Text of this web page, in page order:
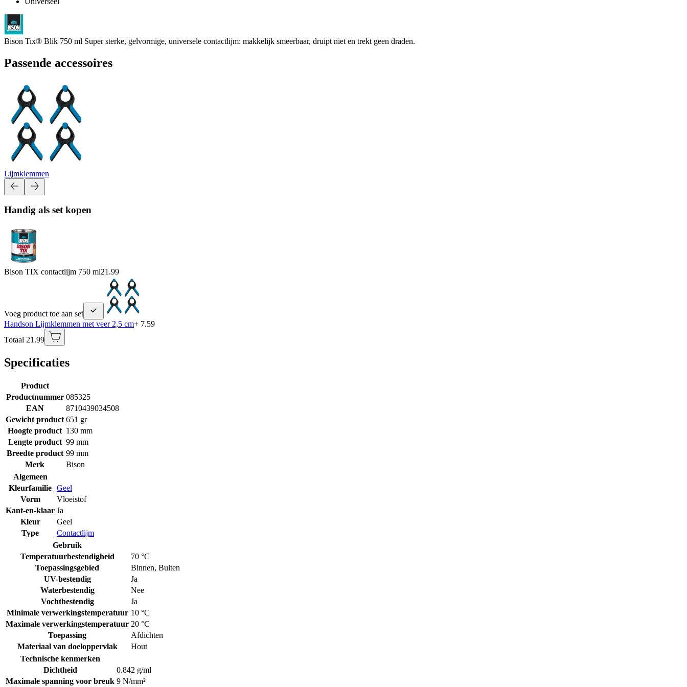
Bison Tix® Blik 750 ml Super sterke, gelvormige, universele contactlijm: makkelijk smeerbaar, druipt niet en trekt geen draden.
Passende accessoires
Lijmklemmen
Handig als set kopen
Bison TIX contactlijm 750 ml21.99
Voeg product toe aan set
Handson Lijmklemmen met veer 2,5 cm+ 7.59
Totaal 21.99
Specificaties
Product
Productnummer 085325
EAN
8710439034508
Gewicht product 651 gr
Hoogte product 130 mm
Lengte product 99 mm
Breedte product 99 mm
Merk
Bison
Algemeen
Kleurfamilie Geel
Vorm
Vloeistof
Kant-en-klaar Ja
Kleur
Geel
Type
Contactlijm
Gebruik
Temperatuurbestendigheid
70 °C
Toepassingsgebied
Binnen, Buiten
UV-bestendig
Ja
Waterbestendig
Nee
Vochtbestendig
Ja
Minimale verwerkingstemperatuur 10 °C
Maximale verwerkingstemperatuur 20 °C
Toepassing
Afdichten
Materiaal van doeloppervlak
Hout
Technische kenmerken
Dichtheid
0.842 g/ml
Maximale spanning voor breuk 9 N/mm²